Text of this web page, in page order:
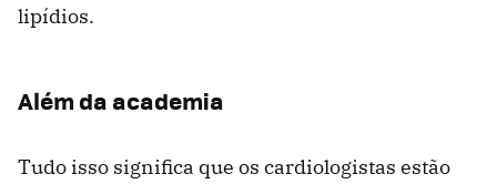
lipídios.
Além da academia
Tudo isso significa que os cardiologistas estão